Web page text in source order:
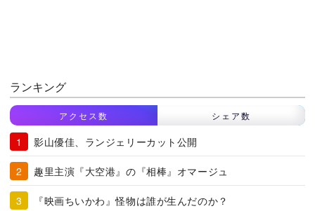
ランキング
アクセス数 シェア数
影山優佳、ランジェリーカット公開
趣里主演『大空港』の『相棒』オマージュ
『映画ちいかわ』怪物は誰が生んだのか？